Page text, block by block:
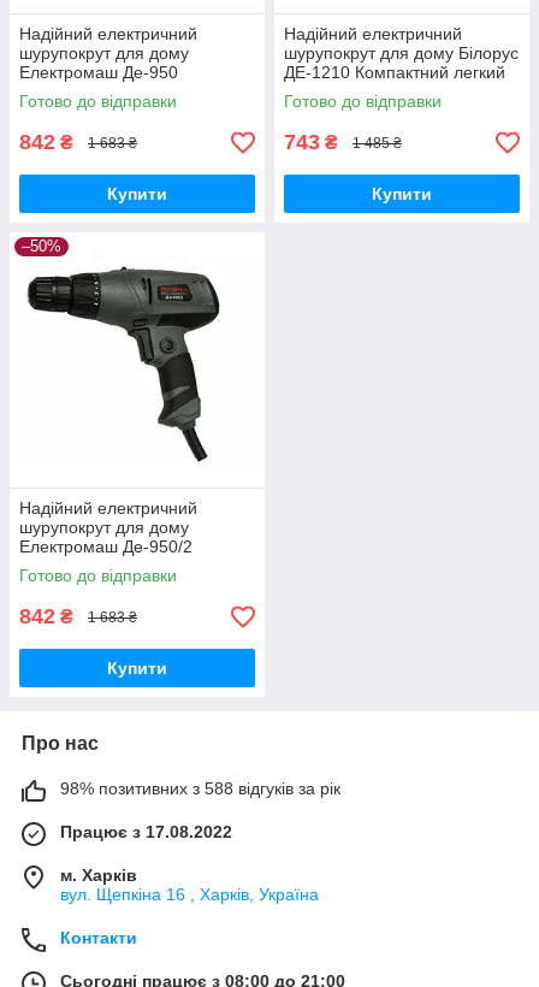
Надійний електричний
шурупокрут для дому
Електромаш Де-950
Компактний легкий
шурупокрут
Готово до відправки
842 ₴ 1 683 ₴
Купити
Надійний електричний
шурупокрут для дому Білорус
ДЕ-1210 Компактний легкий
шурупокрут
Готово до відправки
743 ₴ 1 485 ₴
Купити
–50%
Надійний електричний
шурупокрут для дому
Електромаш Де-950/2
Компактний легкий
шурупокрут
Готово до відправки
842 ₴ 1 683 ₴
Купити
Про нас
98% позитивних з 588 відгуків за рік
Працює з 17.08.2022
м. Харків
вул. Щепкіна 16 , Харків, Україна
Контакти
Сьогодні працює з 08:00 до 21:00